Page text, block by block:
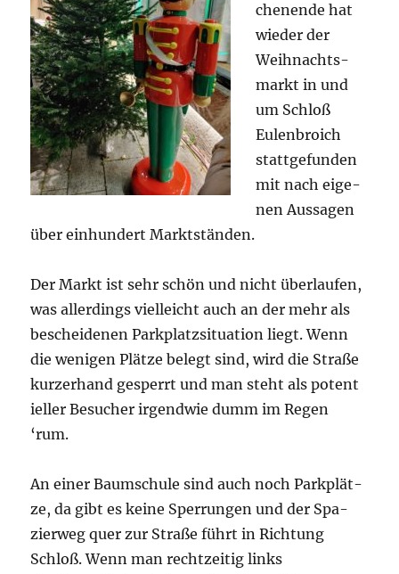
chen­en­de hat
wie­der der
Weih­nachts­
markt in und
um Schloß
Eulen­broich
statt­ge­fun­den
mit nach eige­
nen Aus­sa­gen
über ein­hun­dert Marktständen.
Der Markt ist sehr schön und nicht über­lau­fen,
was aller­dings viel­leicht auch an der mehr als
beschei­de­nen Park­platz­si­tua­ti­on liegt. Wenn
die weni­gen Plät­ze belegt sind, wird die Stra­ße
kur­zer­hand gesperrt und man steht als poten­t
i­el­ler Besu­cher irgend­wie dumm im Regen
‘rum.
An einer Baum­schu­le sind auch noch Park­plät­
ze, da gibt es kei­ne Sper­run­gen und der Spa­
zier­weg quer zur Stra­ße führt in Rich­tung
Schloß. Wenn man recht­zei­tig links